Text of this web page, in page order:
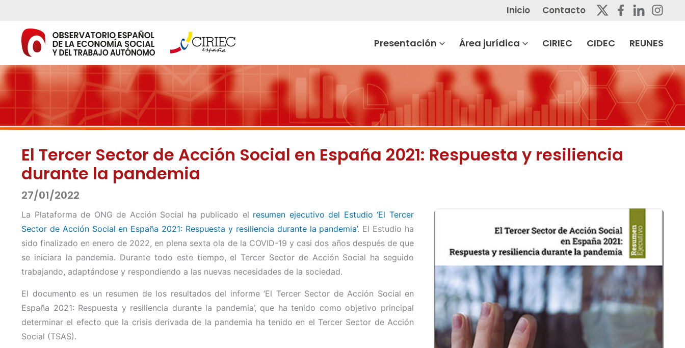
contenido
Inicio Contacto
Presentación Área jurídica CIRIEC CIDEC REUNES
El Tercer Sector de Acción Social en España 2021: Respuesta y resiliencia
durante la pandemia
27/01/2022
La Plataforma de ONG de Acción Social ha publicado el resumen ejecutivo del Estudio ‘El Tercer
Sector de Acción Social en España 2021: Respuesta y resiliencia durante la pandemia’. El Estudio ha
sido finalizado en enero de 2022, en plena sexta ola de la COVID-19 y casi dos años después de que
se iniciara la pandemia. Durante todo este tiempo, el Tercer Sector de Acción Social ha seguido
trabajando, adaptándose y respondiendo a las nuevas necesidades de la sociedad.
El documento es un resumen de los resultados del informe ‘El Tercer Sector de Acción Social en
España 2021: Respuesta y resiliencia durante la pandemia’, que ha tenido como objetivo principal
determinar el efecto que la crisis derivada de la pandemia ha tenido en el Tercer Sector de Acción
Social (TSAS).